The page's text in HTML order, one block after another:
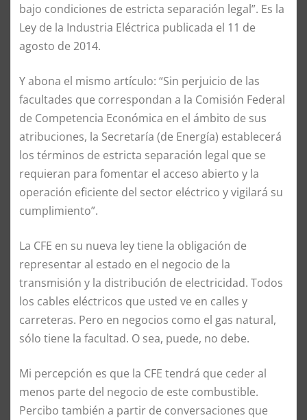
bajo condiciones de estricta separación legal”. Es la
Ley de la Industria Eléctrica publicada el 11 de
agosto de 2014.
Y abona el mismo artículo: “Sin perjuicio de las
facultades que correspondan a la Comisión Federal
de Competencia Económica en el ámbito de sus
atribuciones, la Secretaría (de Energía) establecerá
los términos de estricta separación legal que se
requieran para fomentar el acceso abierto y la
operación eficiente del sector eléctrico y vigilará su
cumplimiento”.
La CFE en su nueva ley tiene la obligación de
representar al estado en el negocio de la
transmisión y la distribución de electricidad. Todos
los cables eléctricos que usted ve en calles y
carreteras. Pero en negocios como el gas natural,
sólo tiene la facultad. O sea, puede, no debe.
Mi percepción es que la CFE tendrá que ceder al
menos parte del negocio de este combustible.
Percibo también a partir de conversaciones que